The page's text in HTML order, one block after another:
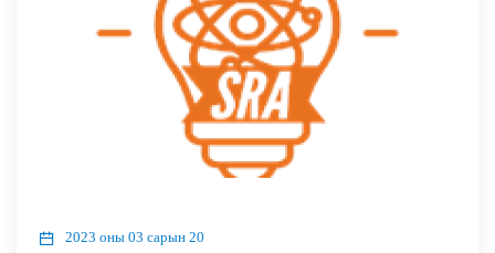
2023 оны 03 сарын 20